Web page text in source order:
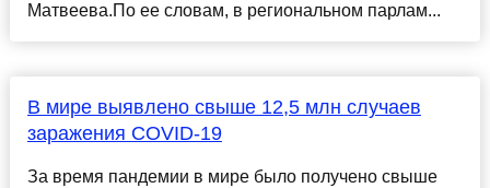
Матвеева.По ее словам, в региональном парлам...
В мире выявлено свыше 12,5 млн случаев
заражения COVID-19
За время пандемии в мире было получено свыше